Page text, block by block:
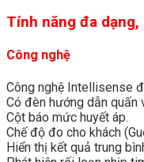
Tính năng đa dạng,
Công nghệ
Công nghệ Intellisense
Có đèn hướng dẫn quấn
Cột báo mức huyết áp.
Chế độ đo cho khách
Hiển thị kết quả trung